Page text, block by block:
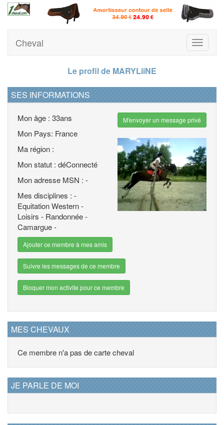
Toggle
Cheval
Le profil de MARYLiiNE
SES INFORMATIONS
Mon âge : 33ans
Mon Pays: France
Ma région :
Mon statut : déConnecté
Mon adresse MSN : -
Mes disciplines : -
Equitation Western -
Loisirs - Randonnée -
Camargue -
Ajouter ce membre à mes amis
Suivre les messages de ce membre
Bloquer mon activite pour ce membre
M'envoyer un message privé
MES CHEVAUX
Ce membre n'a pas de carte cheval
JE PARLE DE MOI